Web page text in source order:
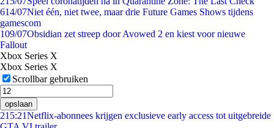
614/07Niet één, niet twee, maar drie Future Games Shows tijdens
gamescom
109/07Obsidian zet streep door Avowed 2 en kiest voor nieuwe
Fallout
Xbox Series X
Xbox Series X
Scrollbar gebruiken
opslaan
215:21Netflix-abonnees krijgen exclusieve early access tot uitgebreide